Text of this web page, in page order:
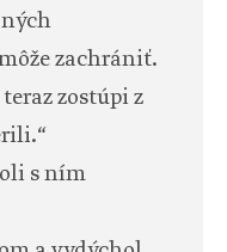
zachrániť.
zostúpi z
s ním